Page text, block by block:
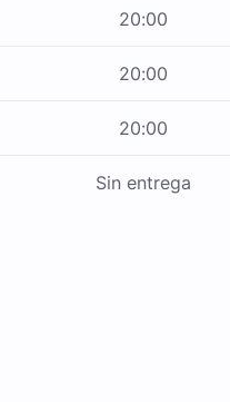
20:00
20:00
20:00
Sin entrega